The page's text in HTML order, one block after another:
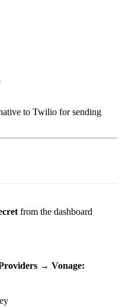
to Twilio for sending
from the dashboard
→ Vonage: